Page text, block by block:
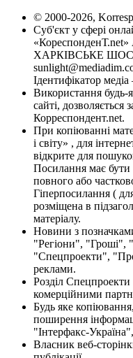
© 2000-2026,
Суб'єкт у сфері
«КореспонденТ.net»
ХАРКІВСЬКЕ ШОСЕ,
Ідентифікатор
Використання будь-
сайті,
Корреспондент.net.
При копіюванні
і світу» , для
відкрите для
Посилання має бути
повного або
Гіперпосилання (
розміщена в
матеріалу.
Новини з
"Регіони", "Гроші",
"Спецпроекти",
реклами.
Розділ Спецпроекти
комерційними
Будь яке
поширення
"Інтерфакс-
Власник веб-